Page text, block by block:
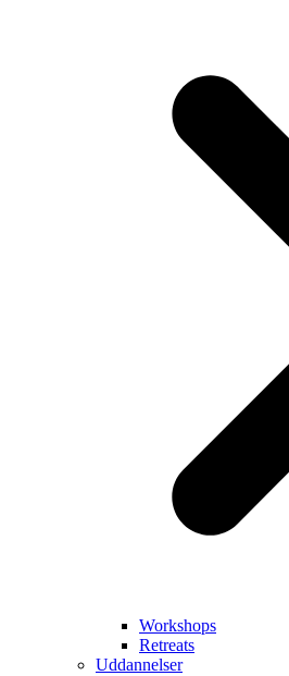
Workshops
Retreats
Uddannelser